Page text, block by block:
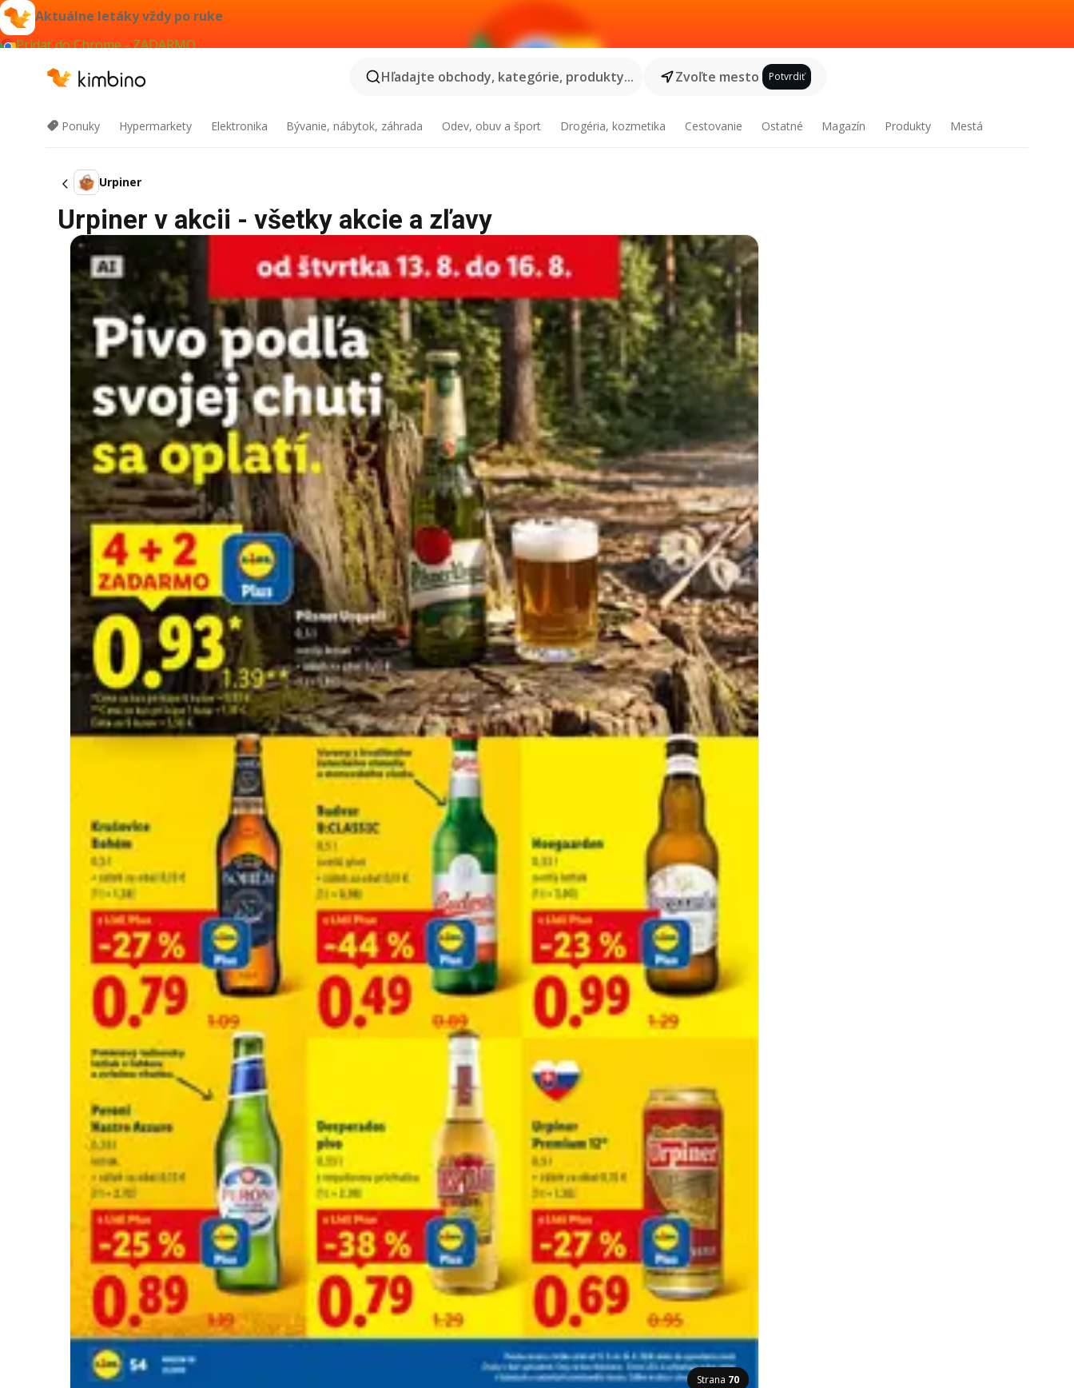
Aktuálne letáky vždy po ruke
Pridať do Chrome - ZADARMO
Hľadajte obchody, kategórie, produkty...
Zvoľte mesto Potvrdiť
Ponuky Hypermarkety Elektronika Bývanie, nábytok, záhrada Odev, obuv a šport Drogéria, kozmetika Cestovanie Ostatné Magazín Produkty Mestá
Urpiner
Urpiner v akcii - všetky akcie a zľavy
Strana 70